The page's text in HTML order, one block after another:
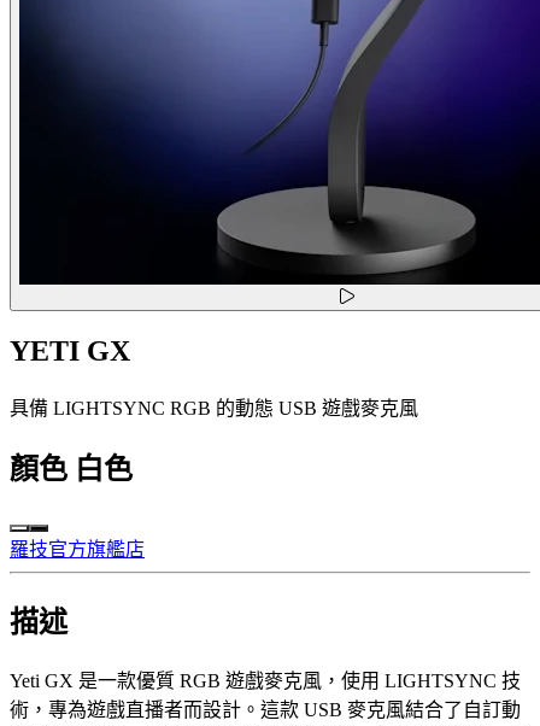
YETI GX
具備 LIGHTSYNC RGB 的動態 USB 遊戲麥克風
顏色 白色
羅技官方旗艦店
描述
Yeti GX 是一款優質 RGB 遊戲麥克風，使用 LIGHTSYNC 技
術，專為遊戲直播者而設計。這款 USB 麥克風結合了自訂動